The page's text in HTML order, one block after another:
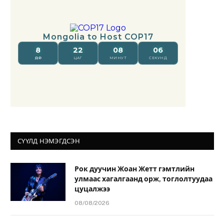
СҮҮЛД НЭМЭГДСЭН
Рок дуучин Жоан Жетт гэмтлийн
улмаас хагалгаанд орж, тоглолтуудаа
цуцалжээ
08/08/2026